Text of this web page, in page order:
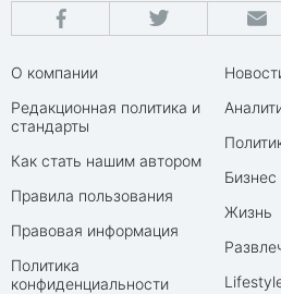
О компании
Редакционная политика и
стандарты
Как стать нашим автором
Правила пользования
Правовая информация
Политика
конфиденциальности
Бизнес
Жизнь